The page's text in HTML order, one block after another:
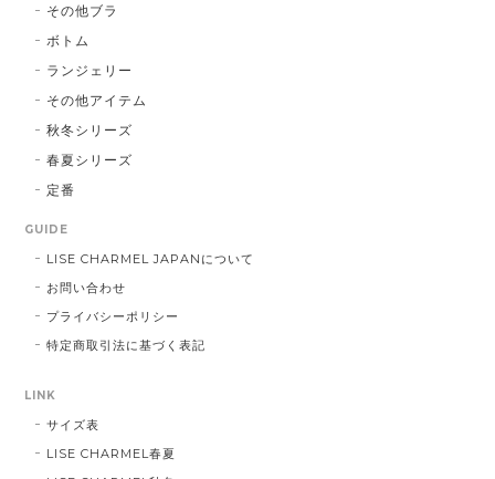
その他ブラ
ボトム
ランジェリー
その他アイテム
秋冬シリーズ
春夏シリーズ
定番
GUIDE
LISE CHARMEL JAPANについて
お問い合わせ
プライバシーポリシー
特定商取引法に基づく表記
LINK
サイズ表
LISE CHARMEL春夏